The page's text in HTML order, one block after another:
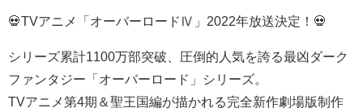
💀TVアニメ「オーバーロードⅣ」2022年放送決定！💀
シリーズ累計1100万部突破、圧倒的人気を誇る最凶ダーク
ファンタジー「オーバーロード」シリーズ。
TVアニメ第4期＆聖王国編が描かれる完全新作劇場版制作